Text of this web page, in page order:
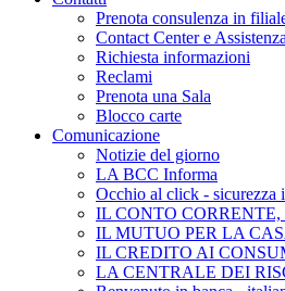
Prenota consulenza in
Contact Center e Assistenza
Richiesta informazioni
Reclami
Prenota una Sala
Blocco carte
Comunicazione
Notizie del giorno
LA BCC Informa
Occhio al click - sicurezza
IL CONTO CORRENTE,
IL MUTUO PER LA
IL CREDITO AI
LA CENTRALE DEI